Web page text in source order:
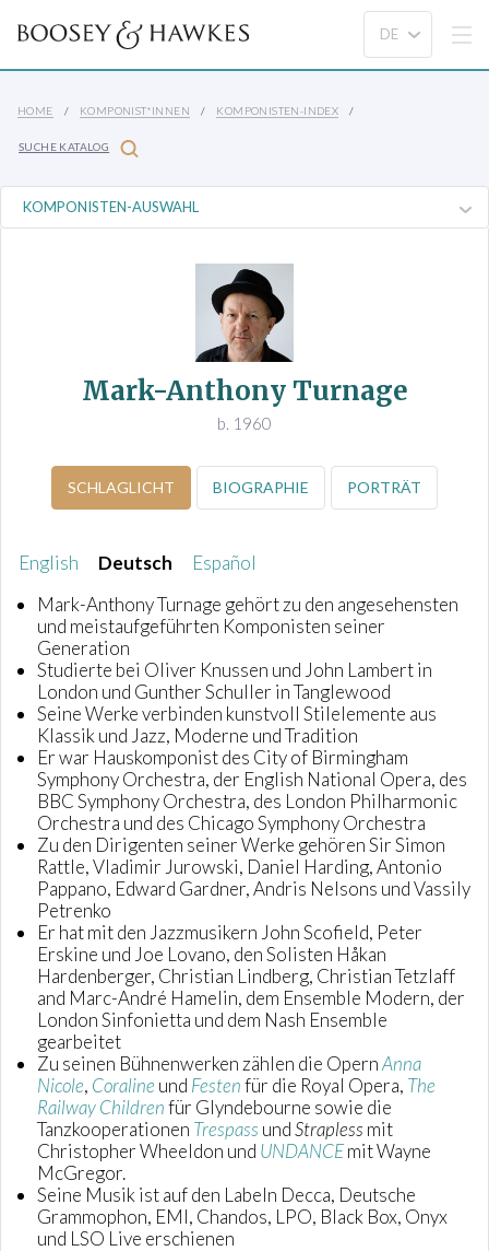
HOME KOMPONIST*INNEN KOMPONISTEN-INDEX
SUCHE KATALOG
Mark-Anthony Turnage
b. 1960
SCHLAGLICHT BIOGRAPHIE PORTRÄT
English Deutsch
Español
Mark-Anthony Turnage gehört zu den angesehensten
und meistaufgeführten Komponisten seiner
Generation
Studierte bei Oliver Knussen und John Lambert in
London und Gunther Schuller in Tanglewood
Seine Werke verbinden kunstvoll Stilelemente aus
Klassik und Jazz, Moderne und Tradition
Er war Hauskomponist des City of Birmingham
Symphony Orchestra, der English National Opera, des
BBC Symphony Orchestra, des London Philharmonic
Orchestra und des Chicago Symphony Orchestra
Zu den Dirigenten seiner Werke gehören Sir Simon
Rattle, Vladimir Jurowski, Daniel Harding, Antonio
Pappano, Edward Gardner, Andris Nelsons und Vassily
Petrenko
Er hat mit den Jazzmusikern John Scofield, Peter
Erskine und Joe Lovano, den Solisten Håkan
Hardenberger, Christian Lindberg, Christian Tetzlaff
and Marc-André Hamelin, dem Ensemble Modern, der
London Sinfonietta und dem Nash Ensemble
gearbeitet
Zu seinen Bühnenwerken zählen die OpernAnna
Nicole, Coraline und Festenfür die Royal Opera, The
Railway Childrenfür Glyndebourne sowie die
Tanzkooperationen Trespass undStrapless mit
Christopher Wheeldon und UNDANCEmit Wayne
McGregor.
Seine Musik ist auf den Labeln Decca, Deutsche
Grammophon, EMI, Chandos, LPO, Black Box, Onyx
und LSO Live erschienen